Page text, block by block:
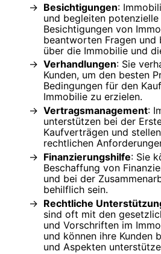
Besichtigungen:
und begleiten potenzielle
Besichtigungen von
beantworten Fragen und
über die Immobilie und
Verhandlungen: Sie
Kunden, um den besten
Bedingungen für den
Immobilie zu erzielen.
Vertragsmanagement:
unterstützen bei der
Kaufverträgen und
rechtlichen
Finanzierungshilfe: Sie
Beschaffung von
und bei der
behilflich sein.
Rechtliche
sind oft mit den
und Vorschriften im
und können ihre Kunden
und Aspekten